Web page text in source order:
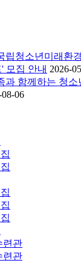
립청소년미래환
모집 안내 2026-
과 함께하는 청
08-06
련관
련관